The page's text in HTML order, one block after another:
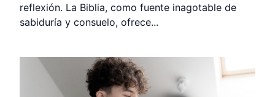
reflexión. La Biblia, como fuente inagotable de
sabiduría y consuelo, ofrece